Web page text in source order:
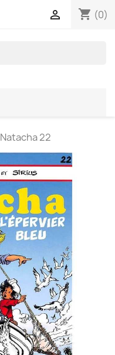
shopping_cart (0)

Natacha 22